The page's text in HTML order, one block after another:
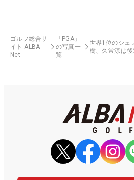
ゴルフ総合サ
イト ALBA
Net
「PGA」
の写真一
覧
世界1位のシ
樹、久常涼は後